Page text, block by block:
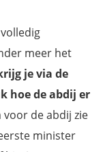
meer het
je via de
hoe de abdij er
voor de abdij zie
minister